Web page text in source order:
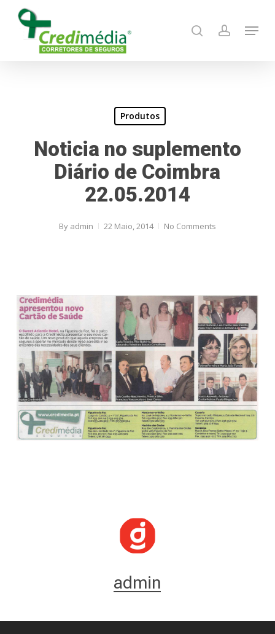
search account
Menu
Produtos
Noticia no suplemento
Diário de Coimbra
22.05.2014
By admin 22 Maio, 2014 No Comments
admin